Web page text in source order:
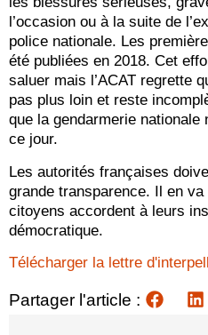
l’occasion ou à la suite de
police nationale. Les
été publiées en 2018. Cet
saluer mais l’ACAT regrette
pas plus loin et reste
que la gendarmerie nationale
ce jour.
Les autorités françaises
grande transparence. Il en
citoyens accordent à leurs
démocratique.
Télécharger la lettre
Partager l'article :